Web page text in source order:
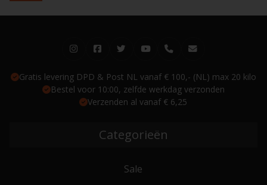
Gratis levering DPD & Post NL vanaf € 100,- (NL) max 20 kilo
Bestel voor 10:00, zelfde werkdag verzonden
Verzenden al vanaf € 6,25
Categorieën
Sale